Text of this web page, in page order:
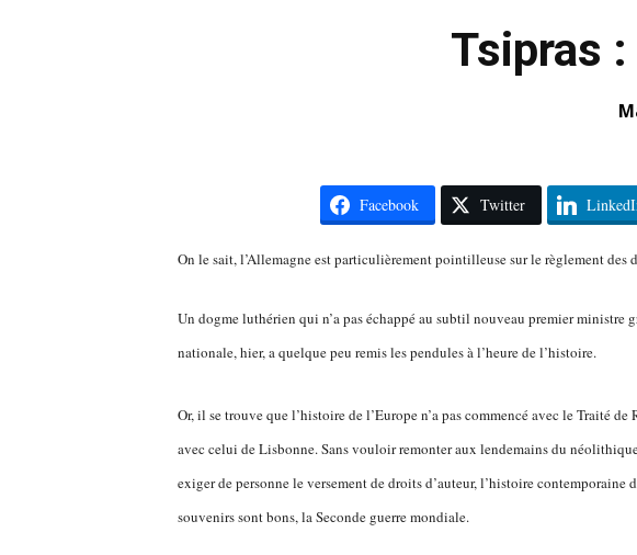
Tsipras :
Facebook Twitter
On le sait, l’Allemagne est particulièrement pointilleuse sur le règlement des
Un dogme luthérien qui n’a pas échappé au subtil nouveau premier ministre
nationale, hier, a quelque peu remis les pendules à l’heure de l’histoire.
Or, il se trouve que l’histoire de l’Europe n’a pas commencé avec le Traité
avec celui de Lisbonne. Sans vouloir remonter aux lendemains du
exiger de personne le versement de droits d’auteur, l’histoire contemporaine
souvenirs sont bons, la Seconde guerre mondiale.